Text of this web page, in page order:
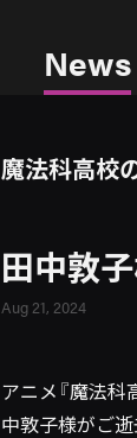
News
魔法科高校
田中敦
Aug 21, 2024
アニメ『魔法科
中敦子様がご逝